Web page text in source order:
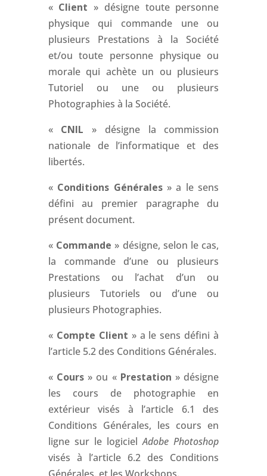
« Client » désigne toute personne
physique qui commande une ou
plusieurs Prestations à la Société
et/ou toute personne physique ou
morale qui achète un ou plusieurs
Tutoriel ou une ou plusieurs
Photographies à la Société.
« CNIL » désigne la commission
nationale de l’informatique et des
libertés.
« Conditions Générales» a le sens
défini au premier paragraphe du
présent document.
« Commande » désigne, selon le cas,
la commande d’une ou plusieurs
Prestations ou l’achat d’un ou
plusieurs Tutoriels ou d’une ou
plusieurs Photographies.
« Compte Client » a le sens défini à
l’article 5.2 des Conditions Générales.
« Cours» ou « Prestation » désigne
les cours de photographie en
extérieur visés à l’article 6.1 des
Conditions Générales, les cours en
ligne sur le logicielAdobe Photoshop
visés à l’article 6.2 des Conditions